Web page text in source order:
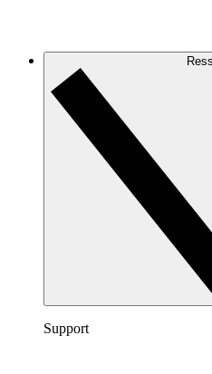
Support